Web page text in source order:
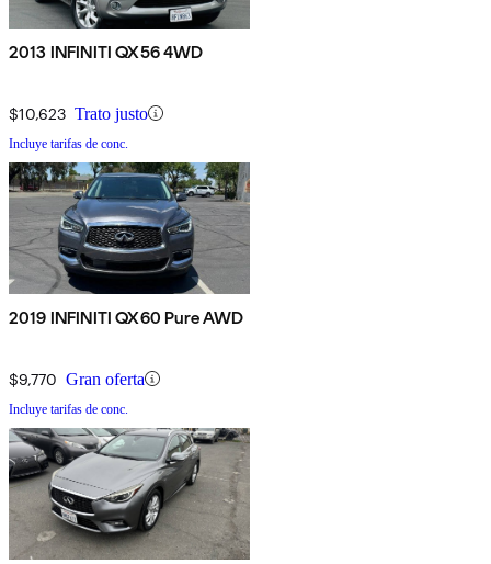
2013 INFINITI QX56 4WD
$10,623 Trato justo
Incluye tarifas de conc.
2019 INFINITI QX60 Pure AWD
$9,770 Gran oferta
Incluye tarifas de conc.